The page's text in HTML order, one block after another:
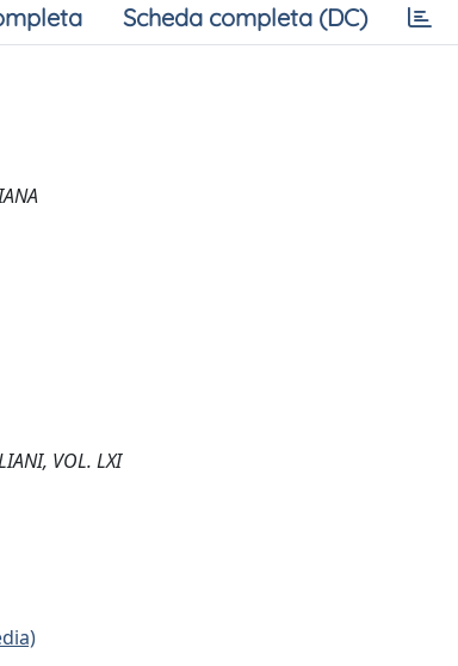
Scheda completa (DC)
VOL. LXI